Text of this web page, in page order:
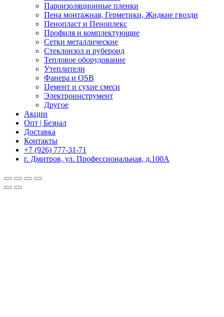
Пароизоляционные пленки
Пена монтажная, Герметики, Жидкие гвозди
Пенопласт и Пеноплекс
Профиля и комплектующие
Сетки металлические
Стеклоизол и рубероид
Тепловое оборудование
Утеплители
Фанера и OSB
Цемент и сухие смеси
Электроинструмент
Другое
Акции
Опт | Безнал
Доставка
Контакты
+7 (926) 777-31-71
г. Дмитров, ул. Профессиональная, д.100А